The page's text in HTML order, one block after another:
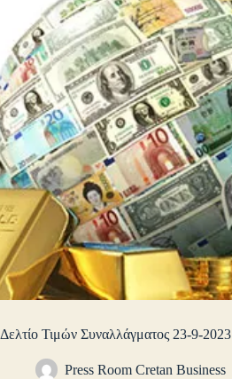
Δελτίο Τιμών Συναλλάγματος 23-9-2023
Press Room Cretan Business